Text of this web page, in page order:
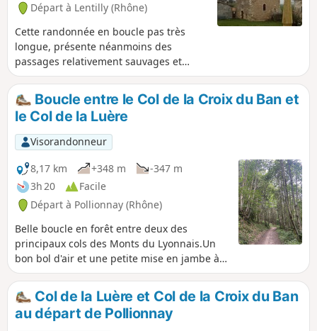
Départ à Lentilly (Rhône)
Cette randonnée en boucle pas très
longue, présente néanmoins des
passages relativement sauvages et
assez raides. En grande partie en sous-
bois, souvent sur des sentiers de roches
métamorphiques, ce circuit vous
mènera au sommet de la cote 566,
étonnamment calme, à deux pas de la
ville. Mise en garde modérateur au
24/09/2020 : Attention ! Il n'est plus
possible de se garer sur le parking et
les alentours du château au départ de
la rando
Boucle entre le Col de la Croix du Ban et
le Col de la Luère
Visorandonneur
8,17 km
+348 m
-347 m
3h 20
Facile
Départ à Pollionnay (Rhône)
Belle boucle en forêt entre deux des
principaux cols des Monts du Lyonnais.Un
bon bol d'air et une petite mise en jambe à
deux pas de la ville de Lyon.
Col de la Luère et Col de la Croix du Ban
au départ de Pollionnay